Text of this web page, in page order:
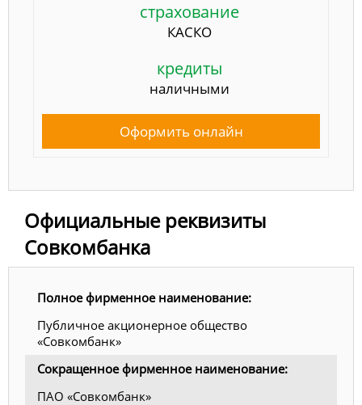
страхование
КАСКО
кредиты
наличными
Оформить онлайн
Официальные реквизиты
Совкомбанка
Полное фирменное наименование:
Публичное акционерное общество
«Совкомбанк»
Сокращенное фирменное наименование:
ПАО «Совкомбанк»